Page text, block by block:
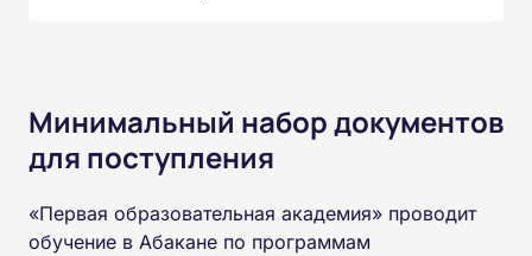
Минимальный набор документов
для поступления
«Первая образовательная академия» проводит
обучение в Абакане по программам